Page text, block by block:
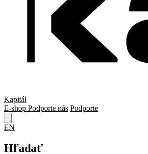
Kapitál
E-shop Podporte nás Podporte
EN
Hľadať